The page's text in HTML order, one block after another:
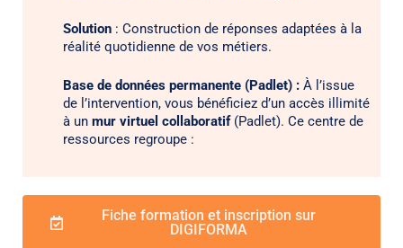
Solution : Construction de réponses adaptées à la
réalité quotidienne de vos métiers.
Base de données permanente (Padlet) : À l’issue
de l’intervention, vous bénéficiez d’un accès illimité
à un mur virtuel collaboratif(Padlet). Ce centre de
ressources regroupe :
Fiche formation et inscription sur
DIGIFORMA